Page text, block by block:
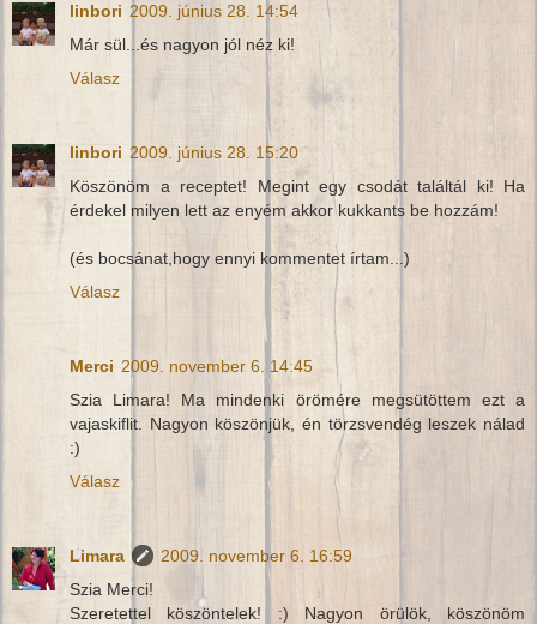
linbori 2009. június 28. 14:54
Már sül...és nagyon jól néz ki!
Válasz
linbori 2009. június 28. 15:20
Köszönöm a receptet! Megint egy csodát találtál ki! Ha
érdekel milyen lett az enyém akkor kukkants be hozzám!
(és bocsánat,hogy ennyi kommentet írtam...)
Válasz
Merci 2009. november 6. 14:45
Szia Limara! Ma mindenki örömére megsütöttem ezt a
vajaskiflit. Nagyon köszönjük, én törzsvendég leszek nálad
:)
Válasz
Limara
2009. november 6. 16:59
Szia Merci!
Szeretettel köszöntelek! :) Nagyon örülök, köszönöm